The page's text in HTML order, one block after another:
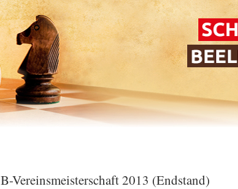
B-Vereinsmeisterschaft 2013 (Endstand)